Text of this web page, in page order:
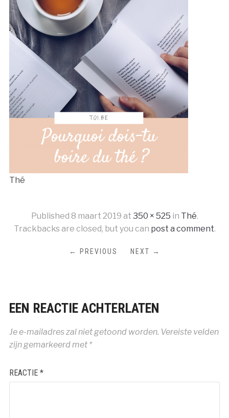
Thé
Published 8 maart 2019 at 350 × 525 in Thé.
Trackbacks are closed, but you can post a comment.
← PREVIOUS NEXT →
EEN REACTIE ACHTERLATEN
Je e-mailadres zal niet getoond worden. Vereiste velden
zijn gemarkeerd met *
REACTIE *